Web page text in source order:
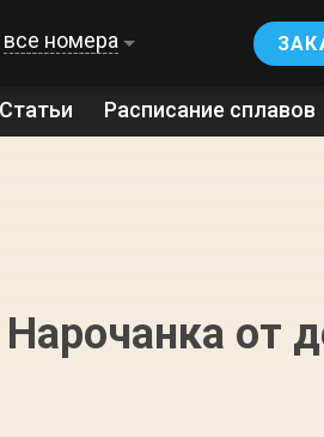
все номера
Статьи Расписание сплавов
от